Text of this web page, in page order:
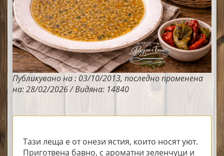
Публикувано на : 03/10/2013, последно променена
на: 28/02/2026 / Видяна: 14840
Тази леща е от онези ястия, които носят уют.
Приготвена бавно, с ароматни зеленчуци и